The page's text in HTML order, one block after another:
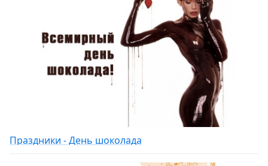
Праздники - День шоколада